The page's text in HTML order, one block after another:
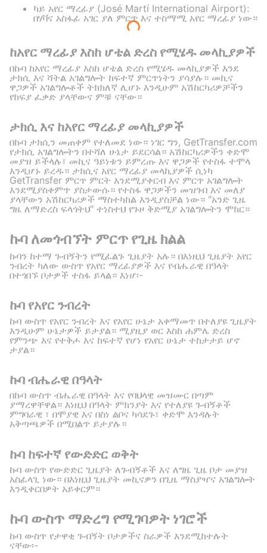
ካይ አየር ማረፊያ (José Martí International Airport):
በሃቫና አስፋፊ አገር ያለ ምርጥ እና ተስማሚ አየር ማረፊያ ነው።
ከአየር ማረፊያ እስከ ሆቴል ድረስ የሚሄዱ መላኪያዎች
በኩባ ከአየር ማረፊያ እስከ ሆቴል ድረስ የሚሄዱ መላኪያዎች እንደ
ታክሲ እና ሻትል አገልግሎት ከፍተኛ ምርጥነትን ያሳያሉ። መኪና
ዋጋዎች አገልግሎቶች ትክክለኛ ሊሆኑ እንዲሁም አሽከርካሪዎቻችን
የክፍያ ፈቃድ ያላቸውና ምቹ ናቸው።
ታክሲ እና ከአየር ማረፊያ መላኪያዎች
በኩባ ታክሲን መጠቀም የተለመደ ነው። ነገር ግን, GetTransfer.com
የታክሲ አገልግሎትን በተሻለ ሁኔታ ይደርሳል። አሽከርካሪዎችን ቀድሞ
መያዝ ይችላሉ፣ መኪና ዓይነቱን ይምረጡ እና ዋጋዎች የተስፋ ተሞላ
እንዲሆኑ ይረዱ። ታክሲና አየር ማረፊያ መላኪያዎች ሲነካ
GetTransfer ምርጥ ምርት እንደሚያቀርብ እና ምርጥ አገልግሎት
እንደሚያስቀምጥ ያስታውሱ። የተስፋ ዋጋዎችን መዝገብ እና መለያ
ያላቸውን አሽከርካሪዎች ማስተካከል እንዲያስቻል ነው። "አንድ ጊዜ
ግዜ ለማድረስ ፍላጎትህ" ተነስተህ የጉዞ ቅድሚያ አገልግሎትን ሞክር።
ኩባ ለመጎብኘት ምርጥ የጊዜ ክልል
ኩባን ከተማ ጉብኝትን የሚፈልጉ ጊዜያት አሉ። በእነዚህ ጊዜያት አየር
ንብረት ካለው ውስጥ የአየር ማረፊያዎች እና የብሔራዊ በዓላት
በተጎበኙ ቦታዎች ተስፋ ይላል። እነሆ፡-
ኩባ የአየር ንብረት
ኩባ ውስጥ የአየር ንብረት እና የአየር ሁኔታ አቀማመጥ በተለያዩ ጊዜያት
እንዲሁም ሁኔታዎች ይታያል። ሚያዚያ ወር እስከ ሐምሌ ድረስ
የምንጭ እና የተቅሖ እና ከፍተኛ የሆነ የአየር ሁኔታ ተከታታይ ሆኖ
ታያል።
ኩባ ብሔራዊ በዓላት
በኩባ ውስጥ ብሔራዊ በዓላት እና የባህላዊ መዝሙር በጣም
ያማረዋቸዋል። እነዚህ በዓላት ምክንያት እና የተለያዩ ጉብኝቶች
ምግባራዊ ፣ በሞያዊ እና በስነ ልቦና ካሳደጉ፣ ቀድሞ እንዳሉት
አቅጣጫዎች በሚበልጥ ይታያሉ።
ኩባ ከፍተኛ የውድድር ወቅት
ኩባ ውስጥ የውድድር ጊዜያት ለጉብኝቶች እና ለግዜ ጊዜ ቦታ መያዝ
አስፈላጊ ነው። በእነዚህ ጊዜያት መኪናዎን በጊዜ ማስያዣና አገልግሎት
እንዲቀርበዎት አይቀርም።
ኩባ ውስጥ ማድረግ የሚገባዎት ነገሮች
ኩባ ውስጥ የታዋቂ ጉብኝት ቦታዎችና ስራዎች እንደሚከተሉት
ናቸው፡-